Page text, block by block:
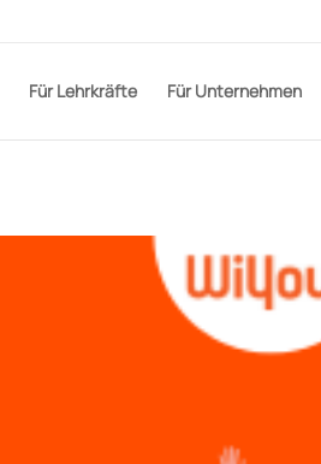
Für Lehrkräfte Für Unternehmen